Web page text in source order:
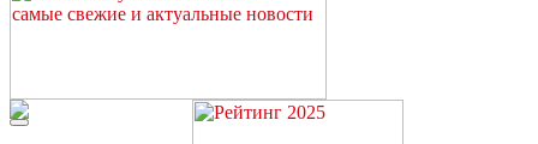
Читайте последние новости дня в Тульской области на сайте
“ЗаНовомосковск”